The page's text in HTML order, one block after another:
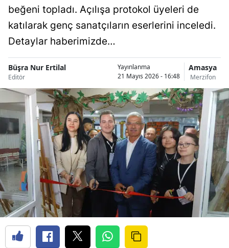
beğeni topladı. Açılışa protokol üyeleri de
katılarak genç sanatçıların eserlerini inceledi.
Detaylar haberimizde…
Büşra Nur Ertilal
Editör
Yayınlanma
21 Mayıs 2026 - 16:48
Amasya
Merzifon